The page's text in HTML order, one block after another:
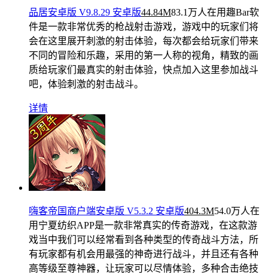
品居安卓版 V9.8.29 安卓版44.84M83.1万人在用趣Bar软
件是一款非常优秀的枪战射击游戏，游戏中的玩家们将
会在这里展开刺激的射击体验，每次都会给玩家们带来
不同的冒险和乐趣，采用的第一人称的视角，精致的画
质给玩家们最真实的射击体验，快点加入这里参加战斗
吧，体验刺激的射击战斗。
详情
嗨客帝国商户端安卓版 V5.3.2 安卓版404.3M54.0万人在
用 宁夏纺织APP是一款非常真实的传奇游戏，在这款游
戏当中我们可以经常看到各种类型的传奇战斗方法，所
有玩家都有机会用最强的神奇进行战斗，并且还有各种
高等级至尊神器，让玩家可以尽情体验，多种合击绝技